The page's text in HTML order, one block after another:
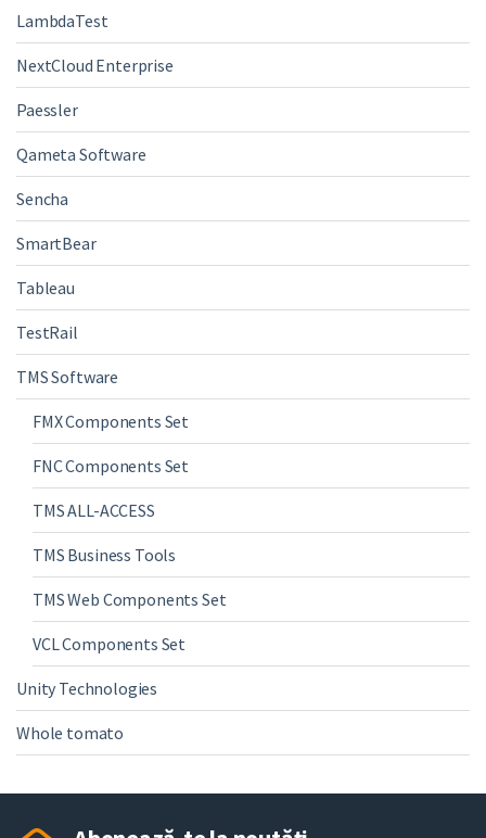
LambdaTest
NextCloud Enterprise
Paessler
Qameta Software
Sencha
SmartBear
Tableau
TestRail
TMS Software
FMX Components Set
FNC Components Set
TMS ALL-ACCESS
TMS Business Tools
TMS Web Components Set
VCL Components Set
Unity Technologies
Whole tomato